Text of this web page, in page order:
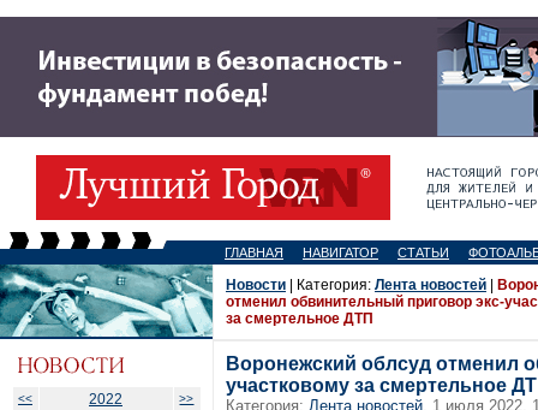
ГЛАВНАЯ НАВИГАТОР СТАТЬИ
<< 2022
>>
Новости | Категория: Лента новостей
отменил обвинительный приговор экс-
за смертельное ДТП
Воронежский облсуд отменил
участковому за смертельное
Категория: Лента новостей, 1 июля 2022,